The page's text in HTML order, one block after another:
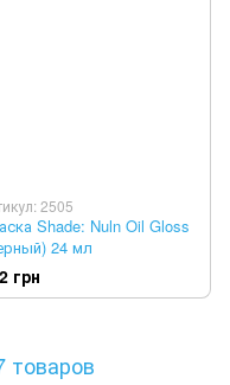
2505
Shade: Nuln Oil Gloss
24 мл
грн
товаров